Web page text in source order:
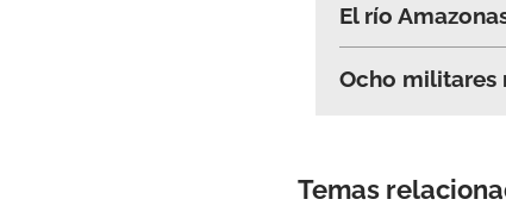
El río
Ocho militares
Temas